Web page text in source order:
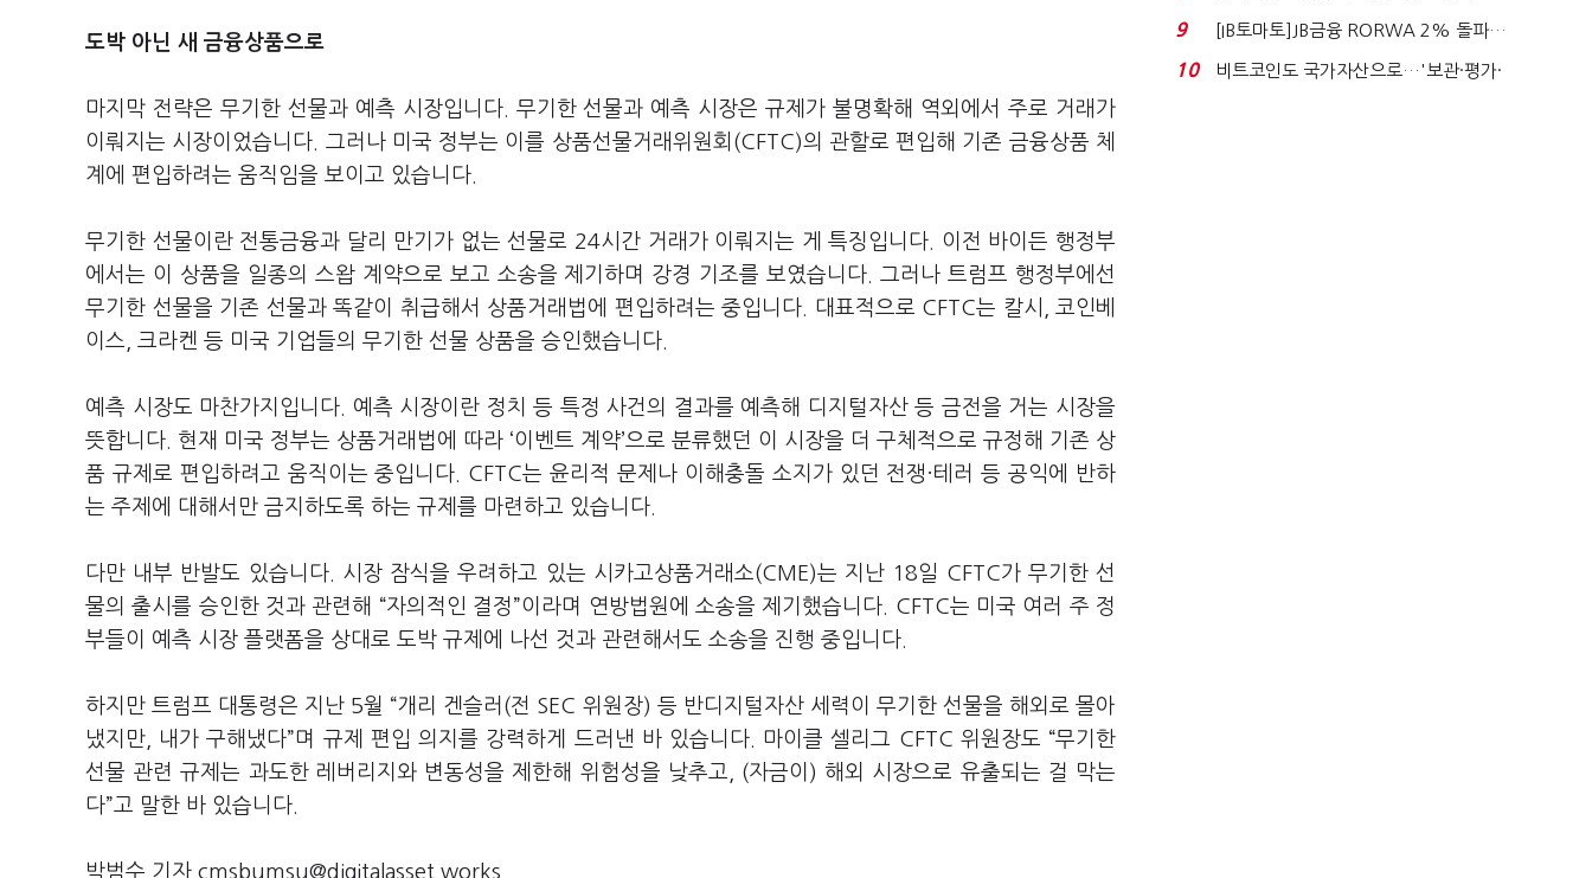
도박 아닌 새 금융상품으로
마지막 전략은 무기한 선물과 예측 시장입니다. 무기한 선물과 예측 시장은 규제가 불명확해 역외에서 주로 거래가
이뤄지는 시장이었습니다. 그러나 미국 정부는 이를 상품선물거래위원회(CFTC)의 관할로 편입해 기존 금융상품 체
계에 편입하려는 움직임을 보이고 있습니다.
무기한 선물이란 전통금융과 달리 만기가 없는 선물로 24시간 거래가 이뤄지는 게 특징입니다. 이전 바이든 행정부
에서는 이 상품을 일종의 스왑 계약으로 보고 소송을 제기하며 강경 기조를 보였습니다. 그러나 트럼프 행정부에선
무기한 선물을 기존 선물과 똑같이 취급해서 상품거래법에 편입하려는 중입니다. 대표적으로 CFTC는 칼시, 코인베
이스, 크라켄 등 미국 기업들의 무기한 선물 상품을 승인했습니다.
예측 시장도 마찬가지입니다. 예측 시장이란 정치 등 특정 사건의 결과를 예측해 디지털자산 등 금전을 거는 시장을
뜻합니다. 현재 미국 정부는 상품거래법에 따라 ‘이벤트 계약’으로 분류했던 이 시장을 더 구체적으로 규정해 기존 상
품 규제로 편입하려고 움직이는 중입니다. CFTC는 윤리적 문제나 이해충돌 소지가 있던 전쟁·테러 등 공익에 반하
는 주제에 대해서만 금지하도록 하는 규제를 마련하고 있습니다.
다만 내부 반발도 있습니다. 시장 잠식을 우려하고 있는 시카고상품거래소(CME)는 지난 18일 CFTC가 무기한 선
물의 출시를 승인한 것과 관련해 “자의적인 결정”이라며 연방법원에 소송을 제기했습니다. CFTC는 미국 여러 주 정
부들이 예측 시장 플랫폼을 상대로 도박 규제에 나선 것과 관련해서도 소송을 진행 중입니다.
하지만 트럼프 대통령은 지난 5월 “개리 겐슬러(전 SEC 위원장) 등 반디지털자산 세력이 무기한 선물을 해외로 몰아
냈지만, 내가 구해냈다”며 규제 편입 의지를 강력하게 드러낸 바 있습니다. 마이클 셀리그 CFTC 위원장도 “무기한
선물 관련 규제는 과도한 레버리지와 변동성을 제한해 위험성을 낮추고, (자금이) 해외 시장으로 유출되는 걸 막는
다”고 말한 바 있습니다.
박범수 기자 cmsbumsu@digitalasset.works
누적 피해자 4만2...
9
[IB토마토]JB금융 RORWA 2% 돌파…
실적 견인은 은행 ...
10
비트코인도 국가자산으로…'보관·평가·